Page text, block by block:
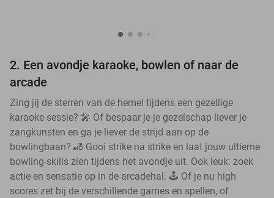
2. Een avondje karaoke, bowlen of naar de
arcade
Zing jij de sterren van de hemel tijdens een gezellige
karaoke-sessie? 🎤 Of bespaar je je gezelschap liever je
zangkunsten en ga je liever de strijd aan op de
bowlingbaan? 🎳 Gooi strike na strike en laat jouw ultieme
bowling-skills zien tijdens het avondje uit. Ook leuk: zoek
actie en sensatie op in de arcadehal. 🕹️ Of je nu high
scores zet bij de verschillende games en spellen, of